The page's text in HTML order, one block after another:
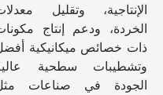
الإنتاجية، وتقليل
الخردة، ودعم إنتاج
ذات خصائص ميكانيكية
وتشطيبات سطحية
الجودة في صناعات